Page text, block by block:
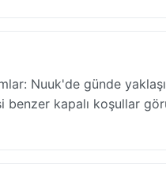
Nuuk'de günde
kapalı koşullar